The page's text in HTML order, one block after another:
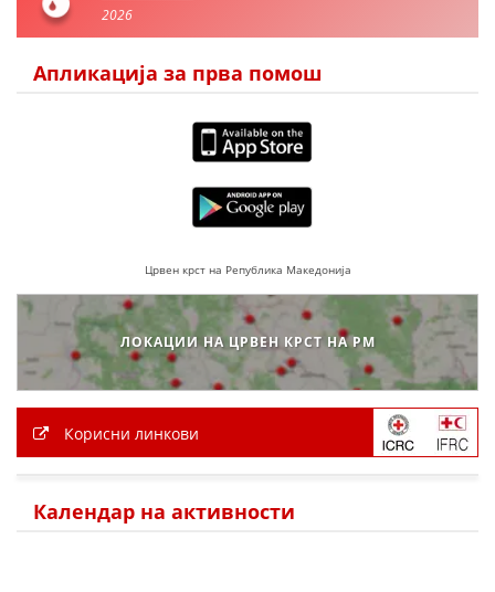
ЕДУКАТИВНО ИНФОРМАТИВНИ МАТЕРИЈАЛИ
БРОШУРИ
ПОСТЕРИ
ПРЕЗЕНТАЦИИ
2026
Апликација за прва помош
Црвен крст на Република Македонија
ЛОКАЦИИ НА ЦРВЕН КРСТ НА РМ
Корисни линкови
Календар на активности